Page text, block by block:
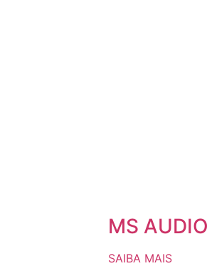
MS
SAIBA MAIS